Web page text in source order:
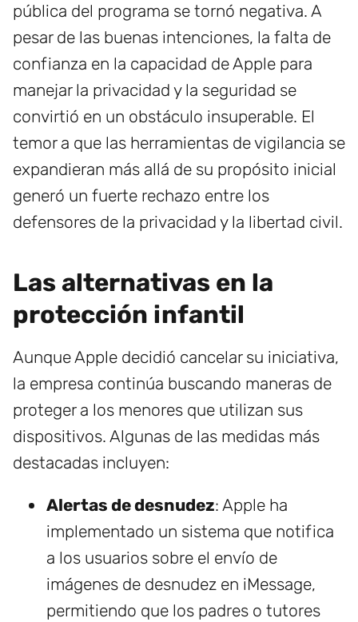
pública del programa se tornó negativa. A
pesar de las buenas intenciones, la falta de
confianza en la capacidad de Apple para
manejar la privacidad y la seguridad se
convirtió en un obstáculo insuperable. El
temor a que las herramientas de vigilancia se
expandieran más allá de su propósito inicial
generó un fuerte rechazo entre los
defensores de la privacidad y la libertad civil.
Las alternativas en la
protección infantil
Aunque Apple decidió cancelar su iniciativa,
la empresa continúa buscando maneras de
proteger a los menores que utilizan sus
dispositivos. Algunas de las medidas más
destacadas incluyen:
Alertas de desnudez: Apple ha
implementado un sistema que notifica
a los usuarios sobre el envío de
imágenes de desnudez en iMessage,
permitiendo que los padres o tutores